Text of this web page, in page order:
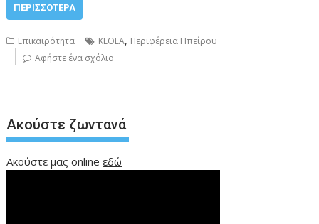
ΠΕΡΙΣΣΌΤΕΡΑ
Επικαιρότητα ΚΕΘΕΑ, Περιφέρεια Ηπείρου
Αφήστε ένα σχόλιο
Ακούστε ζωντανά
Ακούστε μας onlineεδώ